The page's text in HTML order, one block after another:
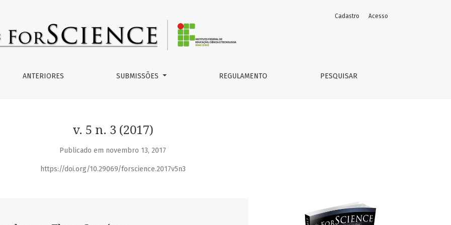
ANTERIORES SUBMISSÕES REGULAMENTO PESQUISAR
Cadastro Acesso
v. 5 n. 3 (2017)
Publicado em novembro 13, 2017
https://doi.org/10.29069/forscience.2017v5n3